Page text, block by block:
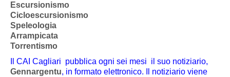
Escursionismo
Cicloescursionismo
Speleologia
Arrampicata
Torrentismo
Il CAI Cagliari pubblica ogni sei mesi il suo notiziario,
Gennargentu, in formato elettronico. Il notiziario viene